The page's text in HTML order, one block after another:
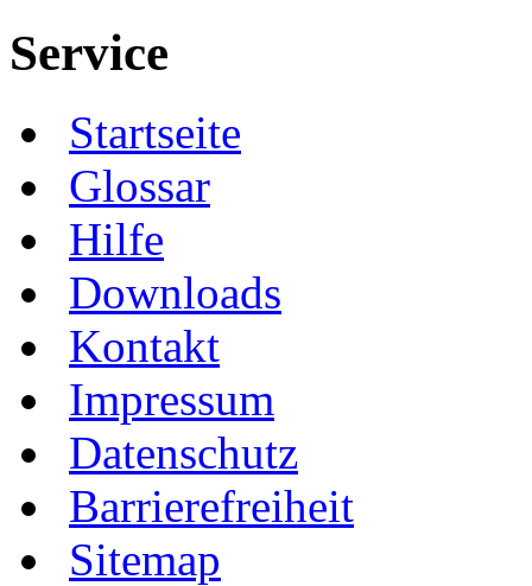
Service
Startseite
Glossar
Hilfe
Downloads
Kontakt
Impressum
Datenschutz
Barrierefreiheit
Sitemap